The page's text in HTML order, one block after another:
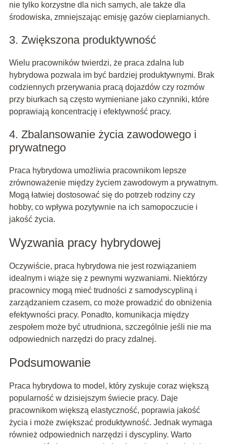
nie tylko korzystne dla nich samych, ale także dla
środowiska, zmniejszając emisję gazów cieplarnianych.
3. Zwiększona produktywność
Wielu pracowników twierdzi, że praca zdalna lub
hybrydowa pozwala im być bardziej produktywnymi. Brak
codziennych przerywania pracą dojazdów czy rozmów
przy biurkach są często wymieniane jako czynniki, które
poprawiają koncentrację i efektywność pracy.
4. Zbalansowanie życia zawodowego i
prywatnego
Praca hybrydowa umożliwia pracownikom lepsze
zrównoważenie między życiem zawodowym a prywatnym.
Mogą łatwiej dostosować się do potrzeb rodziny czy
hobby, co wpływa pozytywnie na ich samopoczucie i
jakość życia.
Wyzwania pracy hybrydowej
Oczywiście, praca hybrydowa nie jest rozwiązaniem
idealnym i wiąże się z pewnymi wyzwaniami. Niektórzy
pracownicy mogą mieć trudności z samodyscypliną i
zarządzaniem czasem, co może prowadzić do obniżenia
efektywności pracy. Ponadto, komunikacja między
zespołem może być utrudniona, szczególnie jeśli nie ma
odpowiednich narzędzi do pracy zdalnej.
Podsumowanie
Praca hybrydowa to model, który zyskuje coraz większą
popularność w dzisiejszym świecie pracy. Daje
pracownikom większą elastyczność, poprawia jakość
życia i może zwiększać produktywność. Jednak wymaga
również odpowiednich narzędzi i dyscypliny. Warto